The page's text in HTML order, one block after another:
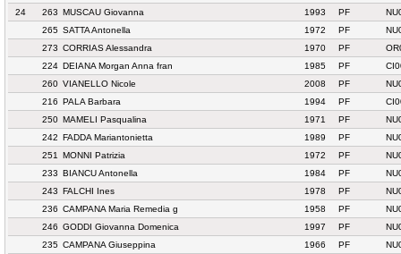
24
263 MUSCAU Giovanna 1993 PF
265 SATTA Antonella 1972 PF
273 CORRIAS Alessandra 1970 PF
224 DEIANA Morgan Anna fran 1985 PF
260 VIANELLO Nicole 2008 PF
216 PALA Barbara 1994 PF
250 MAMELI Pasqualina 1971 PF
242 FADDA Mariantonietta 1989 PF
251
MONNI Patrizia 1972 PF
233 BIANCU Antonella 1984 PF
243 FALCHI Ines 1978 PF
236 CAMPANA Maria Remedia g 1958 PF
246 GODDI Giovanna Domenica 1997 PF
235 CAMPANA Giuseppina 1966 PF